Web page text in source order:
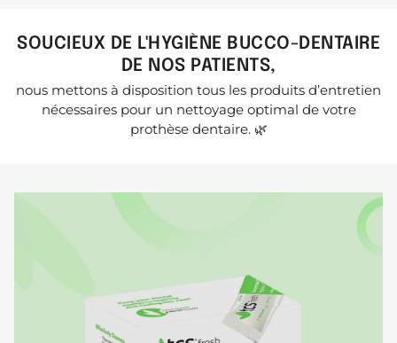
SOUCIEUX DE L'HYGIÈNE BUCCO-DENTAIRE
DE NOS PATIENTS,
nous mettons à disposition tous les produits d’entretien
nécessaires pour un nettoyage optimal de votre
prothèse dentaire. 🌿